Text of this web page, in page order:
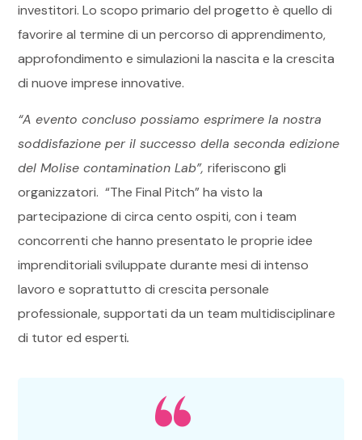
investitori. Lo scopo primario del progetto è quello di
favorire al termine di un percorso di apprendimento,
approfondimento e simulazioni la nascita e la crescita
di nuove imprese innovative.
“A evento concluso possiamo esprimere la nostra
soddisfazione per il successo della seconda edizione
del Molise contamination Lab”,riferiscono gli
organizzatori. “The Final Pitch” ha visto la
partecipazione di circa cento ospiti, con i team
concorrenti che hanno presentato le proprie idee
imprenditoriali sviluppate durante mesi di intenso
lavoro e soprattutto di crescita personale
professionale, supportati da un team multidisciplinare
di tutor ed esperti.